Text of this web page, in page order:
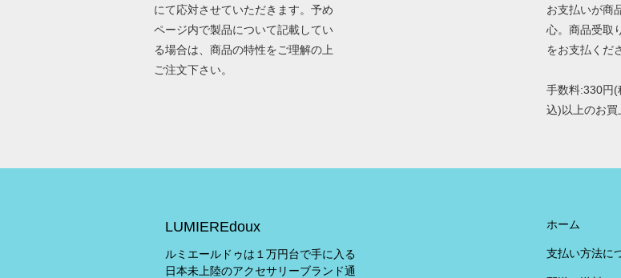
にて応対させていただきます。予め
ページ内で製品について記載してい
る場合は、商品の特性をご理解の上
ご注文下さい。
お支払いが商
心。商品受取
をお支払くだ
手数料:330
込)以上のお買
LUMIEREdoux
ルミエールドゥは１万円台で手に入る
日本未上陸のアクセサリーブランド通
ホーム
支払い方法に